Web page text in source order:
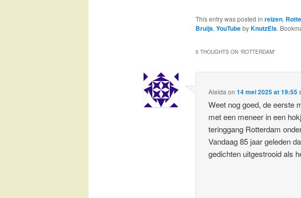
This entry was posted in reizen,
Bruijs, YouTubebyKnutzEls.
5 THOUGHTS ON “ROTTERDAM”
Aleida on14 mei 2025 at 19:55
Weet nog goed, de eerste
met een meneer in een
teringgang Rotterdam
Vandaag 85 jaar geleden
gedichten uitgestrooid als